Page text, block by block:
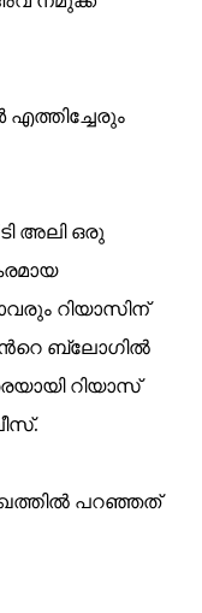
അലി ഒരു
റിയാസിന്
ബ്ലോഗില്‍
റിയാസ്
പറഞ്ഞത്